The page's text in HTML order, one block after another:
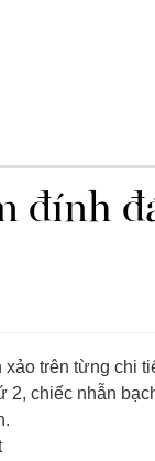
đính
trên từng chi
2, chiếc nhẫn